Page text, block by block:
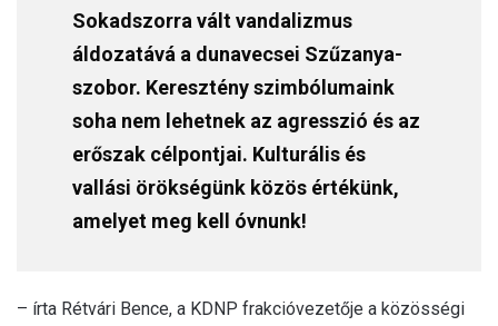
Sokadszorra vált vandalizmus
áldozatává a dunavecsei Szűzanya-
szobor. Keresztény szimbólumaink
soha nem lehetnek az agresszió és az
erőszak célpontjai. Kulturális és
vallási örökségünk közös értékünk,
amelyet meg kell óvnunk!
– írta Rétvári Bence, a KDNP frakcióvezetője a közösségi